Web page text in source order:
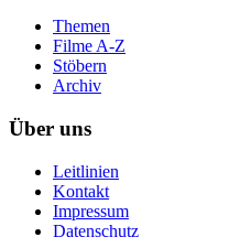
Themen
Filme A-Z
Stöbern
Archiv
Über uns
Leitlinien
Kontakt
Impressum
Datenschutz